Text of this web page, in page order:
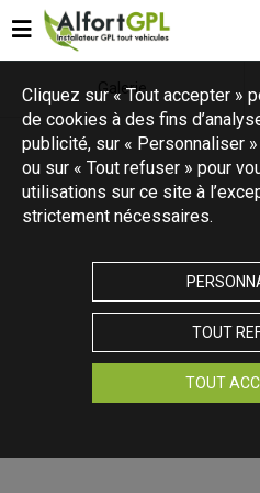
Galerie
Cliquez sur « Tout accepter »
de cookies à des fins
publicité, sur « Personnaliser
ou sur « Tout refuser » pour
utilisations sur ce site à
strictement nécessaires.
TOUT
TOUT